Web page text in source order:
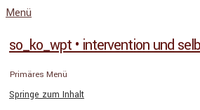
Menü
so_ko_wpt • intervention und
Primäres Menü
Springe zum Inhalt